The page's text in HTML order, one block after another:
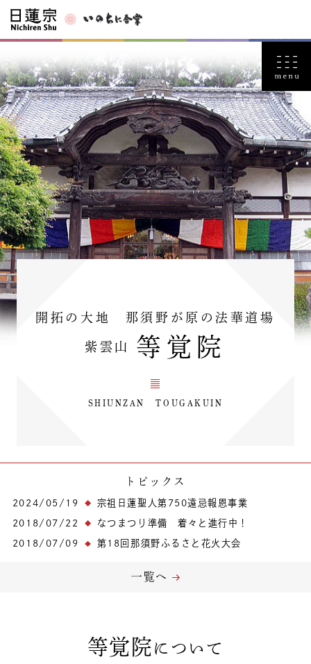
開拓の大地 那須野が原の法華道場
紫雲山 等覚院
SHIUNZAN TOUGAKUIN
トピックス
2024/05/19 宗祖日蓮聖人第750遠忌報恩事業
2018/07/22 なつまつり準備 着々と進行中！
2018/07/09 第18回那須野ふるさと花火大会
一覧へ
等覚院 について